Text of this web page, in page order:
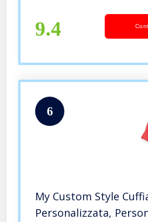
9.4
6
My Custom Style
Personalizzata,